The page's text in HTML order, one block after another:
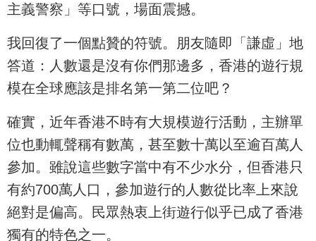
主義警察」等口號，場面震撼。
我回復了一個點贊的符號。朋友隨即「謙虛」地
答道：人數還是沒有你們那邊多，香港的遊行規
模在全球應該是排名第一第二位吧？
確實，近年香港不時有大規模遊行活動，主辦單
位也動輒聲稱有數萬，甚至數十萬以至逾百萬人
參加。雖說這些數字當中有不少水分，但香港只
有約700萬人口，參加遊行的人數從比率上來說
絕對是偏高。民眾熱衷上街遊行似乎已成了香港
獨有的特色之一。